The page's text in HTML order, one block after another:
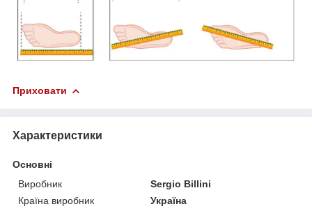
Приховати
Характеристики
Основні
Виробник
Sergio Billini
Країна виробник
Україна